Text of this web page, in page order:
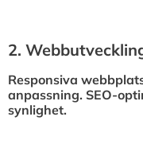
2.⁠
Responsiva
anpassning. SEO-
synlighet.